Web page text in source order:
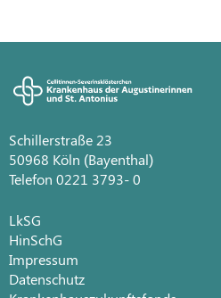
Schillerstraße 23
50968 Köln (Bayenthal)
Telefon 0221 3793- 0
LkSG
HinSchG
Impressum
Datenschutz